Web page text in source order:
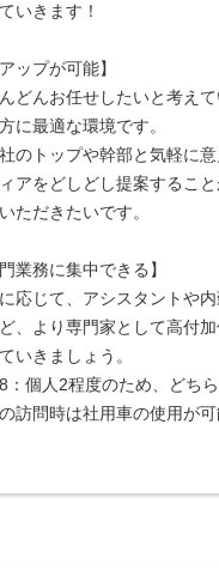
いきます！
ップが可能】
どんお任せしたいと考え
に最適な環境です。
のトップや幹部と気軽に
アをどしどし提案するこ
ただきたいです。
業務に集中できる】
応じて、アシスタントや
、より専門家として高付
いきましょう。
：個人2程度のため、どち
訪問時は社用車の使用が